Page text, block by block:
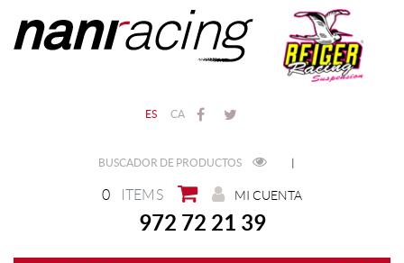
ES CA
BUSCADOR DE PRODUCTOS |
0 ITEMS MI CUENTA
972 72 21 39